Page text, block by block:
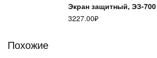
Экран защитный, ЭЗ-700
3227.00₽
Похожие